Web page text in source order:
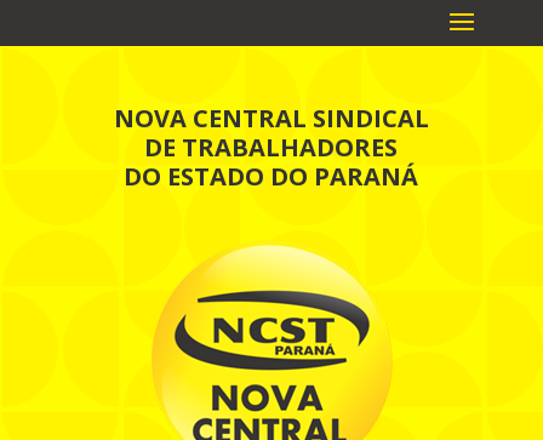
NOVA CENTRAL SINDICAL
DE TRABALHADORES
DO ESTADO DO PARANÁ